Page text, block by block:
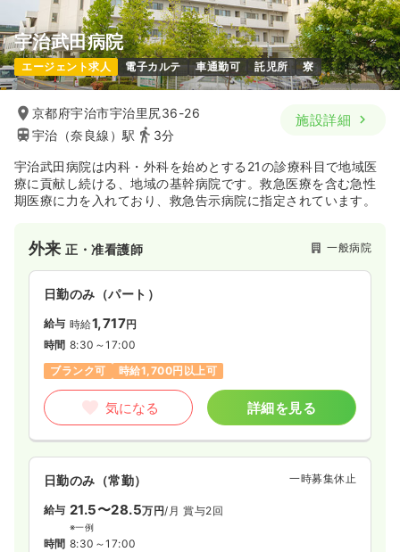
給与 26.0万円〜/月 賞与2回
※一例
時間 8:45～17:30
4週8休以上
ブランク可 月給26万円以上可
気になる 詳細を見る
日勤のみ（パート） 一時募集休止
ブランク可
気になる
宇治武田病院
エージェント求人 電子カルテ 車通勤可 託児所 寮
京都府宇治市宇治里尻36-26
宇治（奈良線）駅
3分
施設詳細
宇治武田病院は内科・外科を始めとする21の診療科目で地域医
療に貢献し続ける、地域の基幹病院です。救急医療を含む急性
期医療に力を入れており、救急告示病院に指定されています。
外来正・准看護師 一般病院
日勤のみ（パート）
給与 時給1,717円
時間 8:30～17:00
ブランク可
時給1,700円以上可
気になる 詳細を見る
日勤のみ（常勤） 一時募集休止
給与 21.5〜28.5万円/月 賞与2回
※一例
時間 8:30～17:00